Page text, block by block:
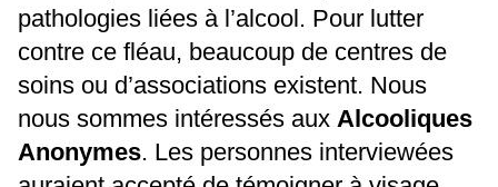
pathologies liées à l’alcool. Pour lutter
contre ce fléau, beaucoup de centres de
soins ou d’associations existent. Nous
nous sommes intéressés aux Alcooliques
Anonymes. Les personnes interviewées